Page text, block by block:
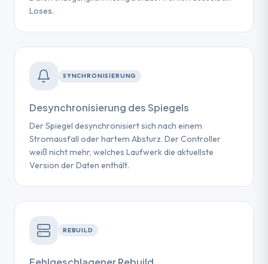
Loses.
SYNCHRONISIERUNG
Desynchronisierung des Spiegels
Der Spiegel desynchronisiert sich nach einem
Stromausfall oder hartem Absturz. Der Controller
weiß nicht mehr, welches Laufwerk die aktuellste
Version der Daten enthält.
REBUILD